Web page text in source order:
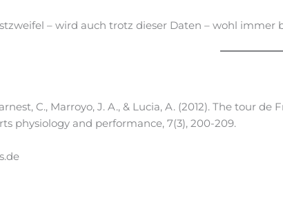
– wird auch trotz dieser Daten – wohl immer
C., Marroyo, J. A., & Lucia, A. (2012). The tour
physiology and performance, 7(3), 200-209.